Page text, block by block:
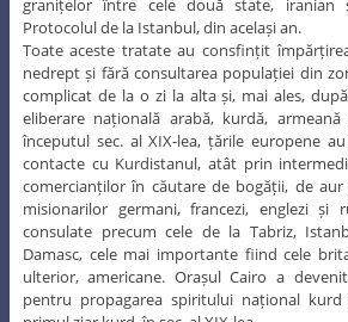
granițelor între cele două state,
Protocolul de la Istanbul, din același an.
Toate aceste tratate au consfințit
nedrept și fără consultarea populației din
complicat de la o zi la alta și, mai ales,
eliberare națională arabă, kurdă,
începutul sec. al XIX-lea, țările europene
contacte cu Kurdistanul, atât prin
comercianților în căutare de bogății, de
misionarilor germani, francezi, englezi
consulate precum cele de la Tabriz,
Damasc, cele mai importante fiind cele
ulterior, americane. Orașul Cairo a
pentru propagarea spiritului național